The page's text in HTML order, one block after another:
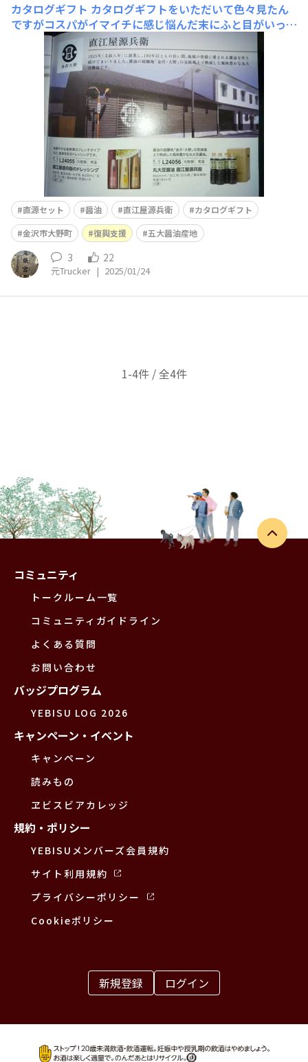
カタログギフト カタログギフトをいただいて色々見たん
ですがコスパがイマイチに感じ悩んだ末にふと目がいった
商品がこの醤油🧐 実は金沢市の会社で微力ながら力にな
ればと😅頼みました😌 もしかしたらYEBIつよパワーでコ
ントロールされたのかも⁉️😱
直源セット 醤油 直江屋源兵衛
カタログギフト
金沢市大野町
復興支援 五大醤油産地
3 22
元Trucker | 2025/01/24
1-4件 / 全4件
コミュニティ
トークルーム一覧
コミュニティガイドライン
よくある質問
お問い合わせ
バッジプログラム
YEBISU LOG 2026
キャンペーン・イベント
キャンペーン
読みもの
ヱビスビアカレッジ
規約・ポリシー
YEBISUメンバーズ会員規約
サイト利用規約
プライバシーポリシー
Cookieポリシー
新規登録 ログイン